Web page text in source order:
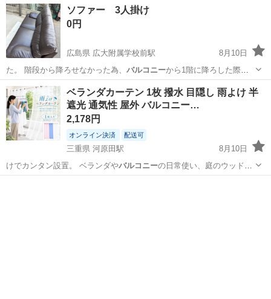
ソファー 3人掛け
0円
広島県 広大附属学校前駅
8月10日
た。 階段から降ろせなかった為、 バルコニーから1階に降ろした際に
ソファーの裏側…
広島 広島市 広大附属学校前駅 ソファ
ベランダカーテン 1枚 撥水 目隠し 雨よけ 半
遮光 通気性 屋外 バルコニー…
2,178円
オンライン決済 配送可
三重県 河原田駅
8月10日
けでカンタン設置。 ベランダやバルコニーの日常使い、庭のウッドデ
ッキやテラス…